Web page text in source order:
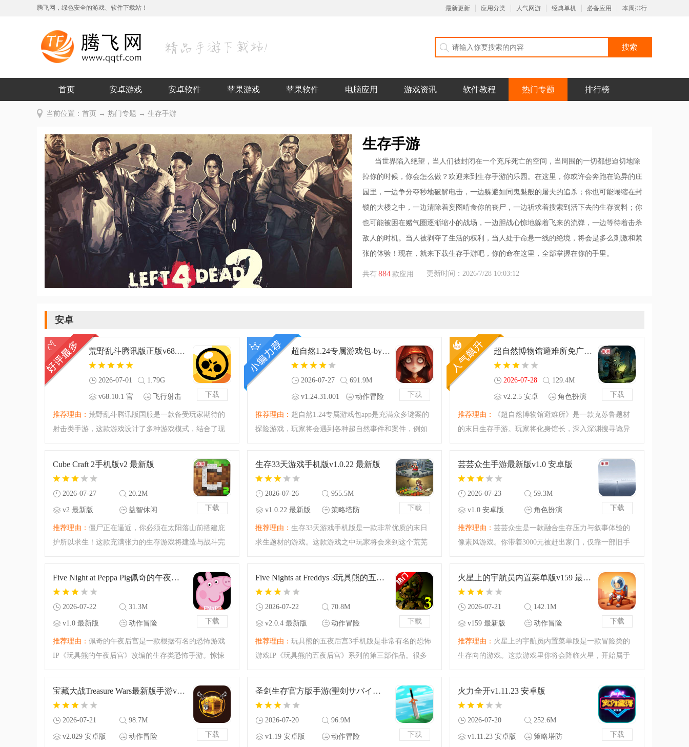
腾飞网，绿色安全的游戏、软件下载站！ 最新更新 应用分类 人气网游 经典单机 必备应用 本周排行
首页 安卓游戏 安卓软件 苹果游戏 苹果软件 电脑应用 游戏资讯 软件教程 热门专题 排行榜
当前位置： 首页 → 热门专题 → 生存手游
生存手游
当世界陷入绝望，当人们被封闭在一个充斥死亡的空间，当周围的一切都想迫切地除
掉你的时候，你会怎么做？欢迎来到生存手游的乐园。在这里，你或许会奔跑在诡异的庄
园里，一边争分夺秒地破解电击，一边躲避如同鬼魅般的屠夫的追杀；你也可能蜷缩在封
锁的大楼之中，一边清除着妄图啃食你的丧尸，一边祈求着搜索到活下去的生存资料；你
也可能被困在赌气圈逐渐缩小的战场，一边胆战心惊地躲着飞来的流弹，一边等待着击杀
敌人的时机。当人被剥夺了生活的权利，当人处于命悬一线的绝境，将会是多么刺激和紧
张的体验！现在，就来下载生存手游吧，你的命在这里，全部掌握在你的手里。
共有 884 款应用 更新时间：2026/7/28 10:03:12
安卓
下载
荒野乱斗腾讯版正版v68.10.1 官方最新版
2026-07-01 1.79G
v68.10.1 官
飞行射击
推荐理由： 荒野乱斗腾讯版国服是一款备受玩家期待的
射击类手游，这款游戏设计了多种游戏模式，结合了现
的游戏地图完美的结合，让玩家有着最为多变的游戏体
下载
超自然1.24专属游戏包-byzhuodaokev1.24.31.001 官方版
2026-07-27 691.9M
v1.24.31.001
动作冒险
推荐理由： 超自然1.24专属游戏包app是充满众多谜案的
探险游戏，玩家将会遇到各种超自然事件和案件，例如
索、分析案情以及与其他角色互动来解开谜题。游戏中
下载
超自然博物馆避难所免广告v2.2.5 安卓版
2026-07-28 129.4M
v2.2.5 安卓
角色扮演
推荐理由：
《超自然博物馆避难所》是一款克苏鲁题材
的末日生存手游。玩家将化身馆长，深入深渊搜寻诡异
并在理智耗尽前规划路线安全撤离。在压抑的悬疑氛围
下载
Cube Craft 2手机版v2 最新版
2026-07-27 20.2M
v2 最新版 益智休闲
推荐理由： 僵尸正在逼近，你必须在太阳落山前搭建庇
护所以求生！这款充满张力的生存游戏将建造与战斗完
击，用火焰将它们彻底烧毁。在危机四伏的世界中，你
下载
生存33天游戏手机版v1.0.22 最新版
2026-07-26 955.5M
v1.0.22 最新版 策略塔防
推荐理由： 生存33天游戏手机版是一款非常优质的末日
求生题材的游戏。这款游戏之中玩家将会来到这个荒芜
尸们！刺激无比的生存末日游戏，策略性拉满的趣味游
下载
芸芸众生手游最新版v1.0 安卓版
2026-07-23 59.3M
v1.0 安卓版 角色扮演
推荐理由： 芸芸众生是一款融合生存压力与叙事体验的
像素风游戏。你带着3000元被赶出家门，仅靠一部旧手
态，应对寒风、贷款等致命危机。无论是敲代码、当厨
下载
Five Night at Peppa Pig佩奇的午夜后宫手机版v1.0 最新版
2026-07-22 31.3M
v1.0 最新版 动作冒险
推荐理由： 佩奇的午夜后宫是一款根据有名的恐怖游戏
IP《玩具熊的午夜后宫》改编的生存类恐怖手游。惊悚
注意那些会动的玩偶，小猪佩奇模组来袭，全新的惊悚
下载
Five Nights at Freddys 3玩具熊的五夜后宫3手机版v2.0.4 最新版
2026-07-22 70.8M
v2.0.4 最新版 动作冒险
推荐理由： 玩具熊的五夜后宫3手机版是非常有名的恐怖
游戏IP《玩具熊的五夜后宫》系列的第三部作品。很多
名，今天腾飞小编带来的是第三部的手机版本，还原最
下载
火星上的宇航员内置菜单版v159 最新版
2026-07-21 142.1M
v159 最新版 动作冒险
推荐理由： 火星上的宇航员内置菜单版是一款冒险类的
生存向的游戏。这款游戏里你将会降临火星，开始属于
这里经营属于你的能量站，腾飞小编带来的还是内置菜
下载
宝藏大战Treasure Wars最新版手游v2.029 安卓版
2026-07-21 98.7M
v2.029 安卓版 动作冒险 下载
圣剑生存官方版手游(聖剣サバイバル)v1.19 安卓版
2026-07-20 96.9M
v1.19 安卓版 动作冒险 下载
火力全开v1.11.23 安卓版
2026-07-20 252.6M
v1.11.23 安卓版 策略塔防